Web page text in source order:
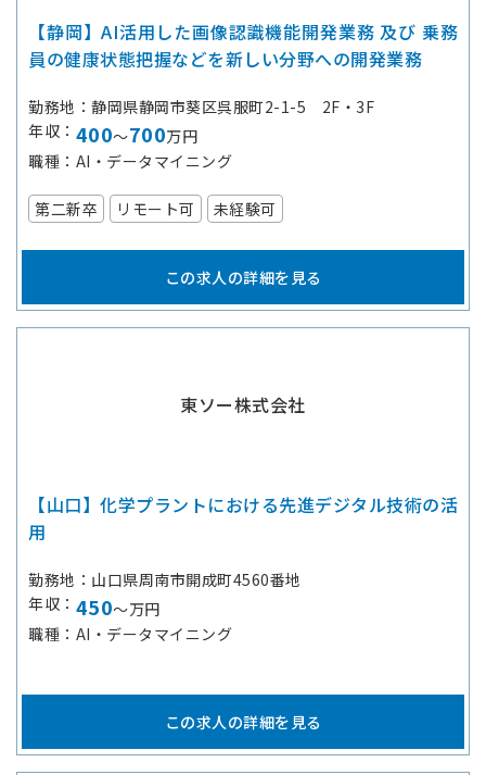
【静岡】AI活用した画像認識機能開発業務 及び 乗務
員の健康状態把握などを新しい分野への開発業務
勤務地
静岡県静岡市葵区呉服町2-1-5 2F・3F
年収
400～700万円
職種
AI・データマイニング
第二新卒 リモート可 未経験可
この求人の詳細を見る
東ソー株式会社
【山口】化学プラントにおける先進デジタル技術の活
用
勤務地
山口県周南市開成町4560番地
年収
450～万円
職種
AI・データマイニング
この求人の詳細を見る